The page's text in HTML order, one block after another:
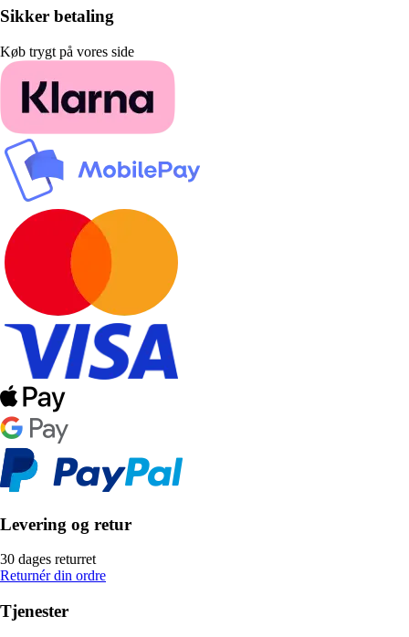
Sikker betaling
Køb trygt på vores side
Levering og retur
30 dages returret
Returnér din ordre
Tjenester